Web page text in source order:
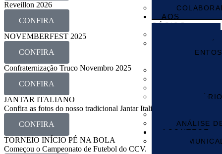
AOS
SÓCIOS
ANÁLISE
ACONTECE
Reveillon 2026
CONFIRA
NOVEMBERFEST 2025
CONFIRA
Confraternização Truco Novembro 2025
CONFIRA
JANTAR ITALIANO
Confira as fotos do nosso tradicional Jantar Italiano.
CONFIRA
TORNEIO INÍCIO PÉ NA BOLA
Começou o Campeonato de Futebol do CCV.